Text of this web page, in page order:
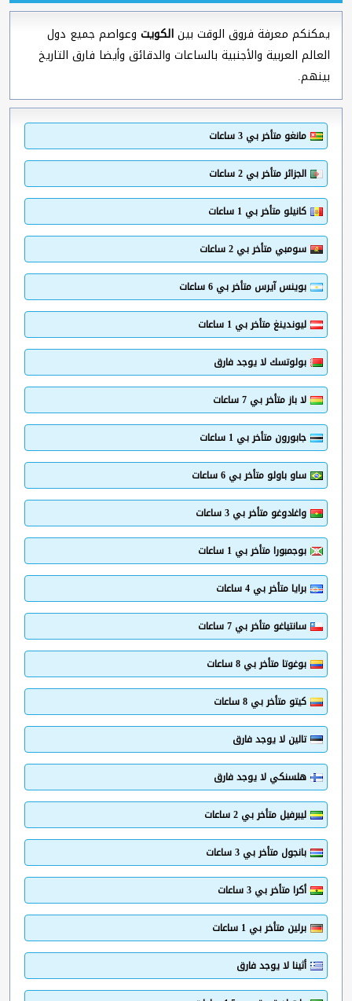
يمكنكم معرفة فروق الوقت بينالكويت وعواصم جميع دول
العالم العربية والأجنبية بالساعات والدقائق وأيضا فارق التاريخ
بينهم.
مانغو متأخر بي 3 ساعات
الجزائر متأخر بي 2 ساعات
كانيلو متأخر بي 1 ساعات
سومبي متأخر بي 2 ساعات
بوينس آيرس متأخر بي 6 ساعات
ليوندينغ متأخر بي 1 ساعات
بولوتسك لا يوجد فارق
لا باز متأخر بي 7 ساعات
جابورون متأخر بي 1 ساعات
ساو باولو متأخر بي 6 ساعات
واغادوغو متأخر بي 3 ساعات
بوجمبورا متأخر بي 1 ساعات
برايا متأخر بي 4 ساعات
سانتياغو متأخر بي 7 ساعات
بوغوتا متأخر بي 8 ساعات
كيتو متأخر بي 8 ساعات
تالين لا يوجد فارق
هلسنكي لا يوجد فارق
ليبرفيل متأخر بي 2 ساعات
بانجول متأخر بي 3 ساعات
أكرا متأخر بي 3 ساعات
برلين متأخر بي 1 ساعات
أثينا لا يوجد فارق